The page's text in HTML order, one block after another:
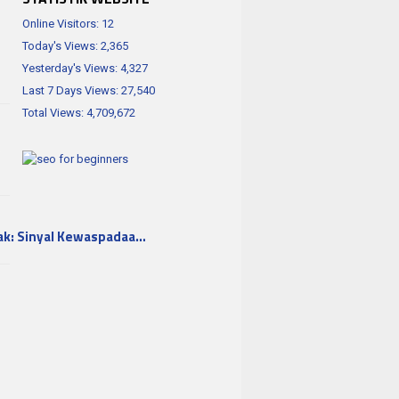
Sinyal Kewaspadaa…
Online Visitors: 12
Today's Views: 2,365
Yesterday's Views: 4,327
Last 7 Days Views: 27,540
Total Views: 4,709,672